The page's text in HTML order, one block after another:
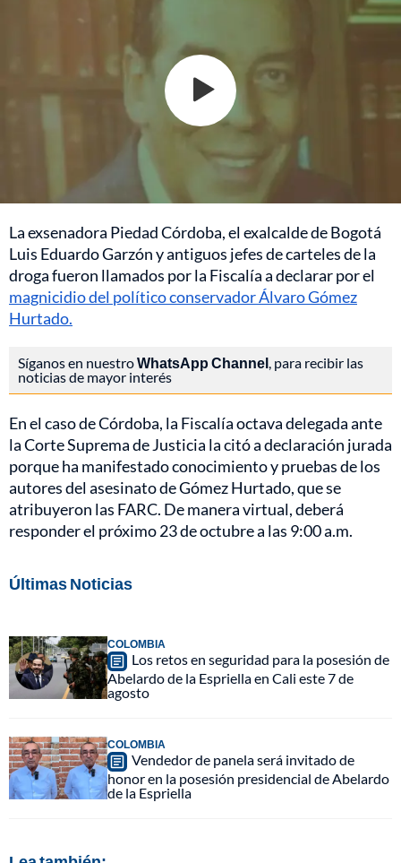
La exsenadora Piedad Córdoba, el exalcalde de Bogotá
Luis Eduardo Garzón y antiguos jefes de carteles de la
droga fueron llamados por la Fiscalía a declarar por el
magnicidio del político conservador Álvaro Gómez
Hurtado.
Síganos en nuestroWhatsApp Channel , para recibir las
noticias de mayor interés
En el caso de Córdoba, la Fiscalía octava delegada ante
la Corte Suprema de Justicia la citó a declaración jurada
porque ha manifestado conocimiento y pruebas de los
autores del asesinato de Gómez Hurtado, que se
atribuyeron las FARC. De manera virtual, deberá
responder el próximo 23 de octubre a las 9:00 a.m.
Últimas Noticias
COLOMBIA
Los retos en seguridad para la posesión de
Abelardo de la Espriella en Cali este 7 de
agosto
COLOMBIA
Vendedor de panela será invitado de
honor en la posesión presidencial de Abelardo
de la Espriella